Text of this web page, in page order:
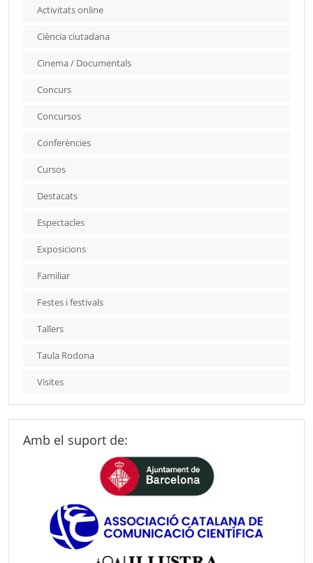
Activitats online
Ciència ciutadana
Cinema / Documentals
Concurs
Concursos
Conferències
Cursos
Destacats
Espectacles
Exposicions
Familiar
Festes i festivals
Tallers
Taula Rodona
Visites
Amb el suport de: